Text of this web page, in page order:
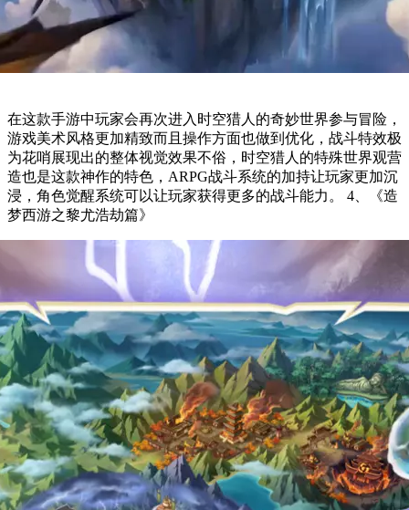
在这款手游中玩家会再次进入时空猎人的奇妙世界参与冒险，
游戏美术风格更加精致而且操作方面也做到优化，战斗特效极
为花哨展现出的整体视觉效果不俗，时空猎人的特殊世界观营
造也是这款神作的特色，ARPG战斗系统的加持让玩家更加沉
浸，角色觉醒系统可以让玩家获得更多的战斗能力。 4、《造
梦西游之黎尤浩劫篇》